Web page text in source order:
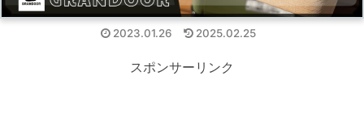
2023.01.26 2025.02.25
スポンサーリンク